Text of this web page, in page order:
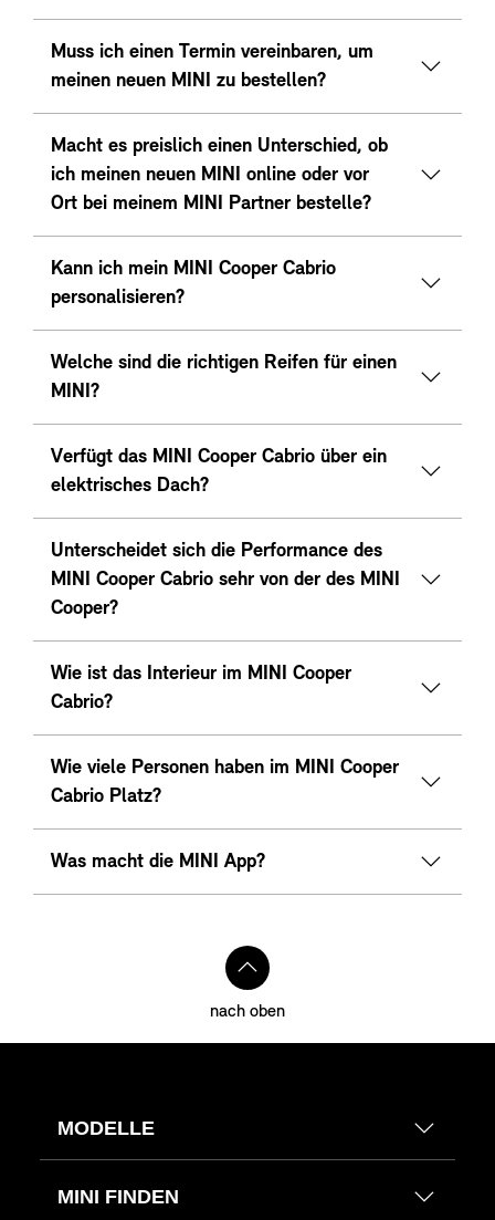
Muss ich einen Termin vereinbaren, um
meinen neuen MINI zu bestellen?
Macht es preislich einen Unterschied, ob
ich meinen neuen MINI online oder vor
Ort bei meinem MINI Partner bestelle?
Kann ich mein MINI Cooper Cabrio
personalisieren?
Welche sind die richtigen Reifen für einen
MINI?
Verfügt das MINI Cooper Cabrio über ein
elektrisches Dach?
Unterscheidet sich die Performance des
MINI Cooper Cabrio sehr von der des MINI
Cooper?
Wie ist das Interieur im MINI Cooper
Cabrio?
Wie viele Personen haben im MINI Cooper
Cabrio Platz?
Was macht die MINI App?
nach oben
MODELLE
MINI FINDEN